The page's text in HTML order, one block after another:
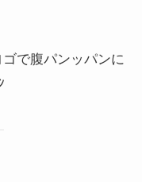
で腹パンッパンに